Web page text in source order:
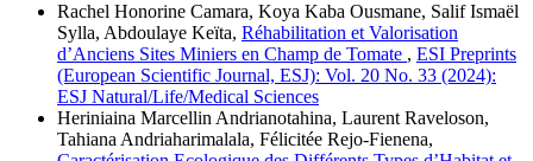
Rachel Honorine Camara, Koya Kaba Ousmane, Salif Ismaël
Sylla, Abdoulaye Keïta, Réhabilitation et Valorisation
d’Anciens Sites Miniers en Champ de Tomate , ESI Preprints
(European Scientific Journal, ESJ): Vol. 20 No. 33 (2024):
ESJ Natural/Life/Medical Sciences
Heriniaina Marcellin Andrianotahina, Laurent Raveloson,
Tahiana Andriaharimalala, Félicitée Rejo-Fienena,